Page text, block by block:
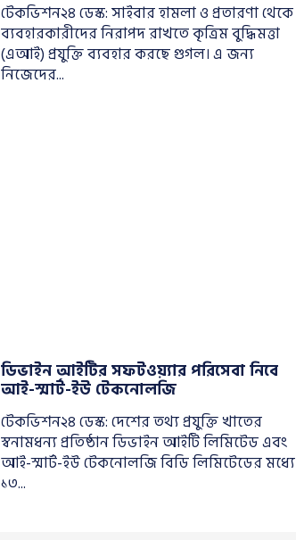
টেকভিশন২৪ ডেস্ক: সাইবার হামলা ও প্রতারণা থেকে
ব্যবহারকারীদের নিরাপদ রাখতে কৃত্রিম বুদ্ধিমত্তা
(এআই) প্রযুক্তি ব্যবহার করছে গুগল। এ জন্য
নিজেদের...
ডিভাইন আইটির সফটওয়্যার পরিসেবা নিবে
আই-স্মার্ট-ইউ টেকনোলজি
টেকভিশন২৪ ডেস্ক: দেশের তথ্য প্রযুক্তি খাতের
স্বনামধন্য প্রতিষ্ঠান ডিভাইন আইটি লিমিটেড এবং
আই-স্মার্ট-ইউ টেকনোলজি বিডি লিমিটেডের মধ্যে
১৩...